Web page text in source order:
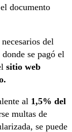
documento
del
se pagó el
sitio web
al 1,5% del
multas de
se puede